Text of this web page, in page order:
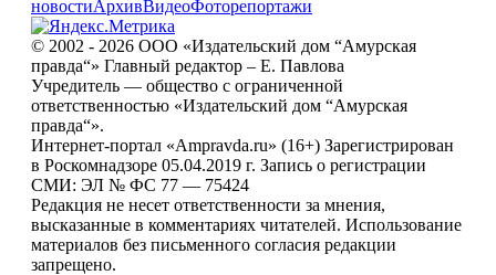
новостиАрхивВидеоФоторепортажи
© 2002 - 2026 ООО «Издательский дом “Амурская
правда“» Главный редактор – Е. Павлова
Учредитель — общество с ограниченной
ответственностью «Издательский дом “Амурская
правда“».
Интернет-портал «Ampravda.ru» (16+) Зарегистрирован
в Роскомнадзоре 05.04.2019 г. Запись о регистрации
СМИ: ЭЛ № ФС 77 — 75424
Редакция не несет ответственности за мнения,
высказанные в комментариях читателей. Использование
материалов без письменного согласия редакции
запрещено.